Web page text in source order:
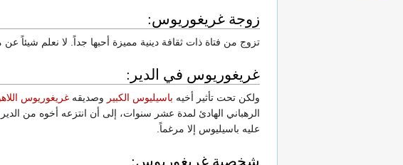
زوجة غريغوريوس:
تزوج من فتاة ذات ثقافة دينية مميزة أحبها جداً. لا نعلم
غريغوريوس في الدير:
ولكن تحت تأثير أخيه باسيليوس الكبير وصديقه غريغوريوس
الرهباني الهادئ لمدة عشر سنوات، إلى أن انتزعه أخوه من
عليه باسيليوس إلا مرغماً.